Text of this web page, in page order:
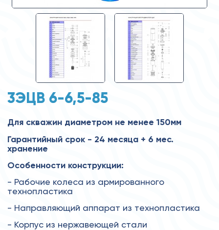
3ЭЦВ 6-6,5-85
Для скважин диаметром не менее 150мм
Гарантийный срок - 24 месяца + 6 мес.
хранение
Особенности конструкции:
- Рабочие колеса из армированного
технопластика
- Направляющий аппарат из технопластика
- Корпус из нержавеющей стали